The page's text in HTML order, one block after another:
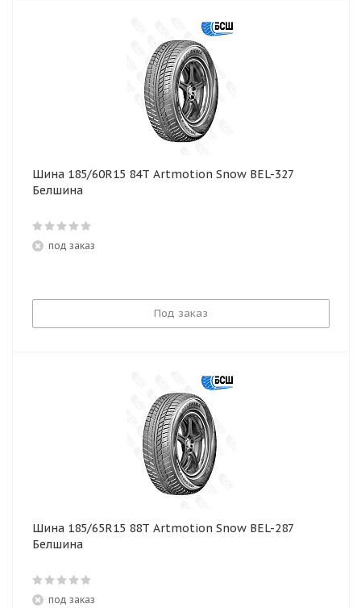
Шина 185/60R15 84T Artmotion Snow BEL-327
Белшина
под заказ
Под заказ
Шина 185/65R15 88T Artmotion Snow BEL-287
Белшина
под заказ